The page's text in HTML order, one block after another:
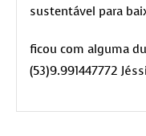
sustentável para
ficou com alguma
(53)9.991447772